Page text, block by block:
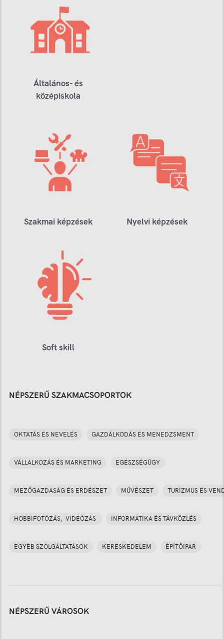
Általános- és
középiskola
Szakmai képzések Nyelvi képzések
Soft skill
NÉPSZERŰ SZAKMACSOPORTOK
OKTATÁS ÉS NEVELÉS GAZDÁLKODÁS ÉS MENEDZSMENT
VÁLLALKOZÁS ÉS MARKETING EGÉSZSÉGÜGY
MEZŐGAZDASÁG ÉS ERDÉSZET MŰVÉSZET TURIZMUS ÉS
HOBBIFOTÓZÁS, -VIDEÓZÁS INFORMATIKA ÉS TÁVKÖZLÉS
EGYÉB SZOLGÁLTATÁSOK KERESKEDELEM ÉPÍTŐIPAR
NÉPSZERŰ VÁROSOK